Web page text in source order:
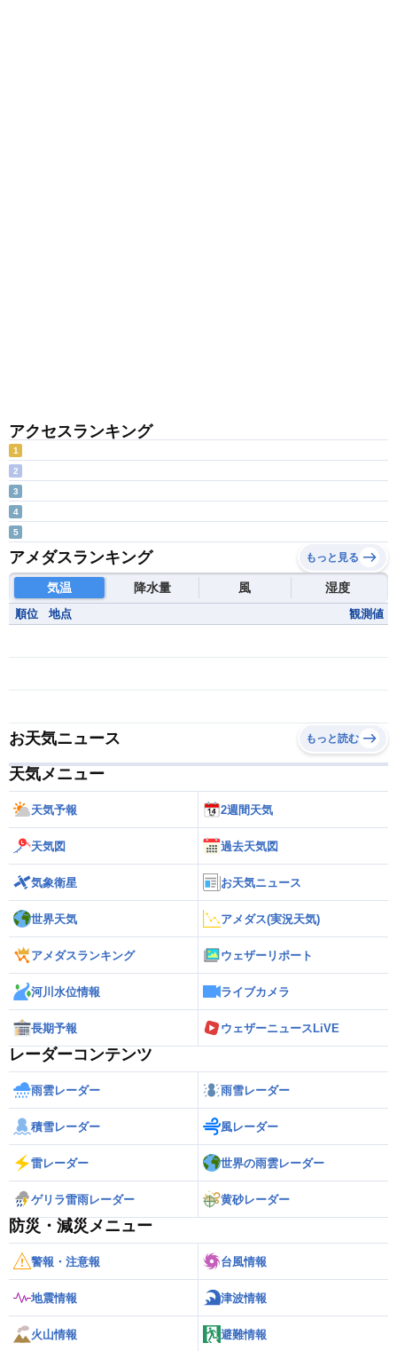
アクセスランキング
1
2
3
4
5
アメダスランキング もっと見る
気温 降水量 風 湿度
順位 地点 観測値
お天気ニュース もっと読む
天気メニュー
天気予報 2週間天気
天気図 過去天気図
気象衛星 お天気ニュース
世界天気 アメダス(実況天気)
アメダスランキング ウェザーリポート
河川水位情報 ライブカメラ
長期予報 ウェザーニュースLiVE
レーダーコンテンツ
雨雲レーダー 雨雪レーダー
積雪レーダー 風レーダー
雷レーダー 世界の雨雲レーダー
ゲリラ雷雨レーダー 黄砂レーダー
防災・減災メニュー
警報・注意報 台風情報
地震情報 津波情報
火山情報 避難情報